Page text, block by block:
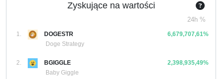
Zyskujące na wartości
24h %
1.
DOGESTR
Doge Strategy
6,679,707,61%
2.
BGIGGLE
Baby Giggle
2,398,935,49%